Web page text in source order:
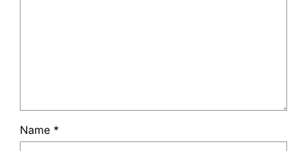
Name *